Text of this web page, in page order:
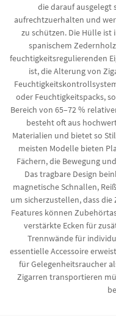
die darauf ausgelegt
aufrechtzuerhalten und
zu schützen. Die Hülle ist
spanischem
feuchtigkeitsregulierenden
ist, die Alterung von
oder Feuchtigkeitspacks,
Bereich von 65–72 %
besteht oft aus
Materialien und bietet so
meisten Modelle bieten
Fächern, die Bewegung
Das tragbare Design
magnetische Schnallen,
um sicherzustellen, dass
Features können
verstärkte Ecken für
Trennwände für
essentielle Accessoire
für Gelegenheitsraucher
Zigarren transportieren